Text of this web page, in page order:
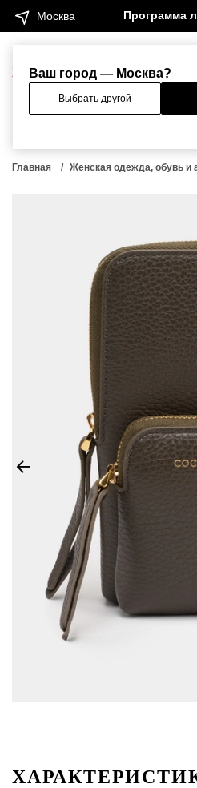
Ваш город — Москва?
Выбрать другой
Москва Программа
Женщинам Мужчинам
Главная Женская одежда, обувь и